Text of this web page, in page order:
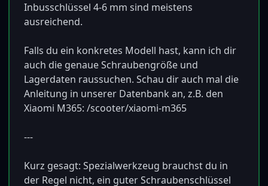
Inbusschlüssel 4-6 mm sind meistens
ausreichend.
Falls du ein konkretes Modell hast, kann ich dir
auch die genaue Schraubengröße und
Lagerdaten raussuchen. Schau dir auch mal die
Anleitung in unserer Datenbank an, z.B. den
Xiaomi M365: /scooter/xiaomi-m365
---
Kurz gesagt: Spezialwerkzeug brauchst du in
der Regel nicht, ein guter Schraubenschlüssel